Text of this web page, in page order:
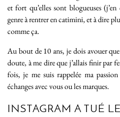
et fort qu’elles sont blogueuses
genre à rentrer en catimini, et à dire
comme ça.
Au bout de 10 ans, je dois avouer
doute, à me dire que j’allais finir par
fois, je me suis rappelée ma
échanges avec vous ou les marques.
INSTAGRAM A TUÉ